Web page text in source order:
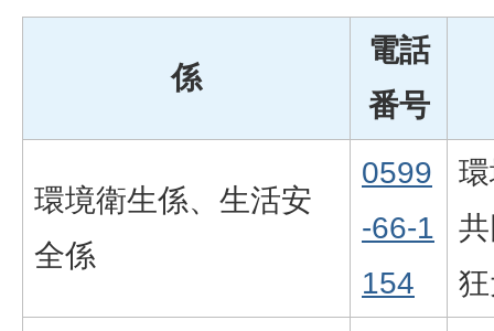
係
電話
番号
環境衛生係、生活安
全係
0599
-66-1
154